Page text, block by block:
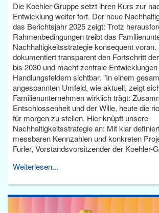
Die Koehler-Gruppe setzt ihren Kurs zur
Entwicklung weiter fort. Der neue
das Berichtsjahr 2025 zeigt: Trotz
Rahmenbedingungen treibt das
Nachhaltigkeitsstrategie konsequent
dokumentiert transparent den Fortschritt
bis 2030 und macht zentrale
Handlungsfeldern sichtbar. "In einem
angespannten Umfeld, wie aktuell, zeigt
Familienunternehmen wirklich trägt:
Entschlossenheit und der Wille, heute die
für morgen zu stellen. Hier knüpft unsere
Nachhaltigkeitsstrategie an: Mit klar
messbaren Kennzahlen und konkreten
Furler, Vorstandsvorsitzender der Koehler-
Weiterlesen...